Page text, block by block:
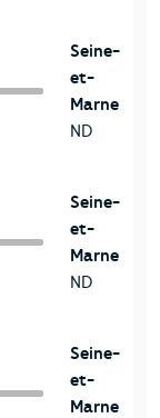
Seine-
et-
Marne
ND
Seine-
et-
Marne
ND
Seine-
et-
Marne